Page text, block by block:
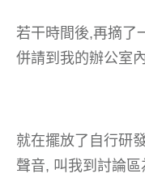
若干時間後,再摘了
併請到我的辦公室
就在擺放了自行研
聲音, 叫我到討論